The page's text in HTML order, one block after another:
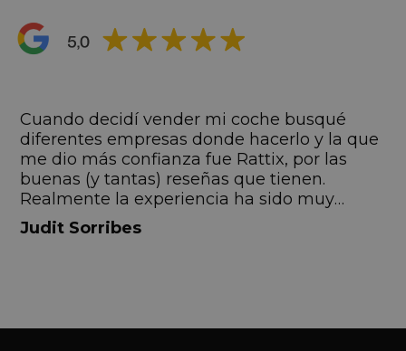
Cuando decidí vender mi coche busqué
diferentes empresas donde hacerlo y la que
me dio más confianza fue Rattix, por las
buenas (y tantas) reseñas que tienen.
Realmente la experiencia ha sido muy
buena, Carolina ha sido siempre muy atenta
y profesional. Finalmente mi hermana se
Judit Sorribes